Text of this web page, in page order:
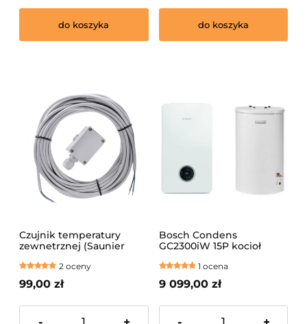
do koszyka do koszyka
Czujnik temperatury
zewnetrznej (Saunier
2 oceny
99,00 zł
Bosch Condens
GC2300iW 15P kocioł
jednofunkcyjny +
zasobnik WST 120 l
8734100638 ! BEZPIECZNA
1 ocena
9 099,00 zł